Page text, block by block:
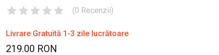
(0 Recenzii)
Livrare Gratuită 1-3 zile lucrătoare
219.00 RON